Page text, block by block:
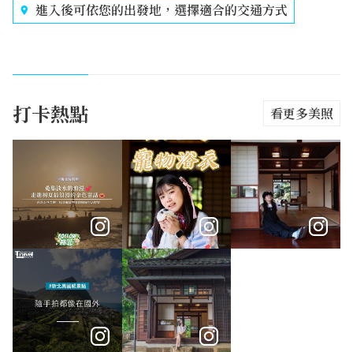
進入後可依您的出發地，選擇適合的交通方式
打卡熱點 看更多美照